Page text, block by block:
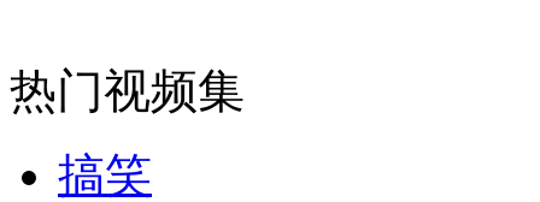
热门视频集
搞笑